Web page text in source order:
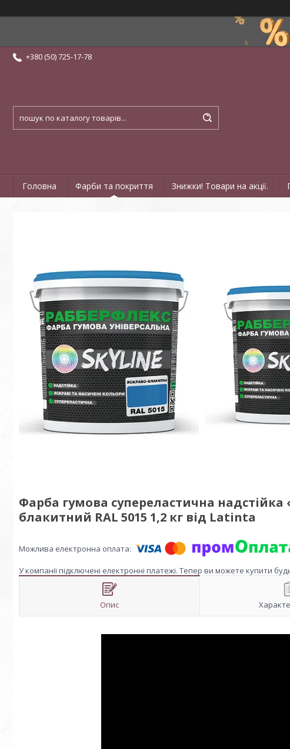
+380 (50) 725-17-78
Головна Фарби та покриття Знижки! Товари на акції.
Фарба гумова супереластична
блакитний RAL 5015 1,2 кг від Latinta
У компанії підключені електронні платежі. Тепер ви можете купити
Опис